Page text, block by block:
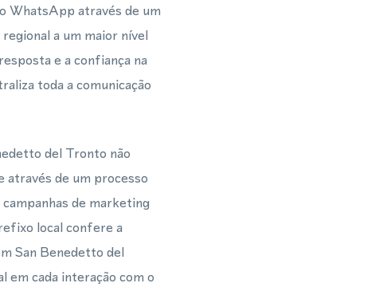
WhatsApp através de um
a um maior nível
e a confiança na
toda a comunicação
del Tronto não
de um processo
de marketing
local confere a
San Benedetto del
cada interação com o